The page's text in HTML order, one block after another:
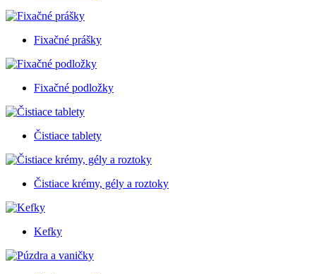
Fixačné prášky
Fixačné podložky
Čistiace tablety
Čistiace krémy, gély a roztoky
Kefky